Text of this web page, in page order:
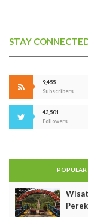
STAY
9,455
Subscribers
43,501
Followers
POPULAR